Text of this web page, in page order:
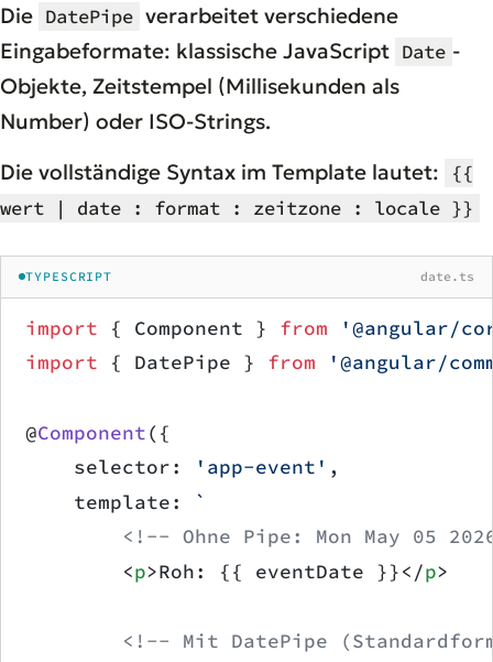
Die DatePipe verarbeitet verschiedene
Eingabeformate: klassische JavaScript Date -
Objekte, Zeitstempel (Millisekunden als
Number) oder ISO-Strings.
Die vollständige Syntax im Template lautet:
{{
wert | date : format : zeitzone : locale }}
TYPESCRIPT date.ts
import { Component } from '@angular/
import { DatePipe } from '@angular/
@Component({
    selector:
'app-event' ,
    template:
`
<!-- Ohne Pipe: Mon May 05
        <
p>Roh: {{ eventDate }}</p>
<!-- Mit DatePipe